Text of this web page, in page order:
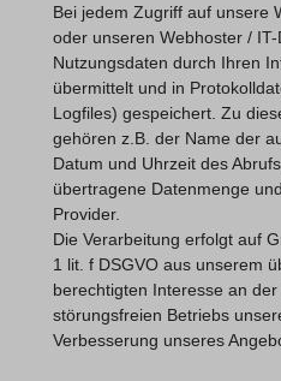
Bei jedem Zugriff auf unsere
oder unseren Webhoster /
Nutzungsdaten durch Ihren
übermittelt und in
Logfiles) gespeichert. Zu
gehören z.B. der Name der
Datum und Uhrzeit des
übertragene Datenmenge
Provider.
Die Verarbeitung erfolgt auf
1 lit. f DSGVO aus unserem
berechtigten Interesse an
störungsfreien Betriebs
Verbesserung unseres